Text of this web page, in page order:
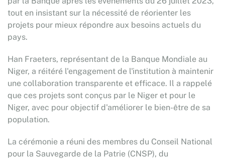
tout en insistant sur la nécessité de réorienter les
projets pour mieux répondre aux besoins actuels du
pays.
Han Fraeters, représentant de la Banque Mondiale au
Niger, a réitéré l'engagement de l'institution à maintenir
une collaboration transparente et efficace. Il a rappelé
que ces projets sont conçus par le Niger et pour le
Niger, avec pour objectif d'améliorer le bien-être de sa
population.
La cérémonie a réuni des membres du Conseil National
pour la Sauvegarde de la Patrie (CNSP), du